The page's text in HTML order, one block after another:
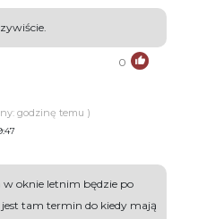
0
godzinę temu )
w oknie letnim będzie po
tam termin do kiedy mają